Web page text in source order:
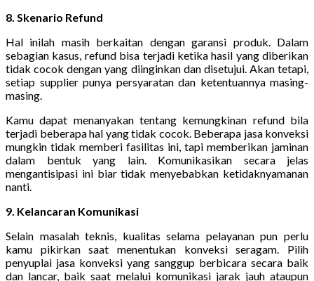
8. Skenario Refund
Hal inilah masih berkaitan dengan garansi produk. Dalam
sebagian kasus, refund bisa terjadi ketika hasil yang diberikan
tidak cocok dengan yang diinginkan dan disetujui. Akan tetapi,
setiap supplier punya persyaratan dan ketentuannya masing-
masing.
Kamu dapat menanyakan tentang kemungkinan refund bila
terjadi beberapa hal yang tidak cocok. Beberapa jasa konveksi
mungkin tidak memberi fasilitas ini, tapi memberikan jaminan
dalam bentuk yang lain. Komunikasikan secara jelas
mengantisipasi ini biar tidak menyebabkan ketidaknyamanan
nanti.
9. Kelancaran Komunikasi
Selain masalah teknis, kualitas selama pelayanan pun perlu
kamu pikirkan saat menentukan konveksi seragam. Pilih
penyuplai jasa konveksi yang sanggup berbicara secara baik
dan lancar, baik saat melalui komunikasi jarak jauh ataupun